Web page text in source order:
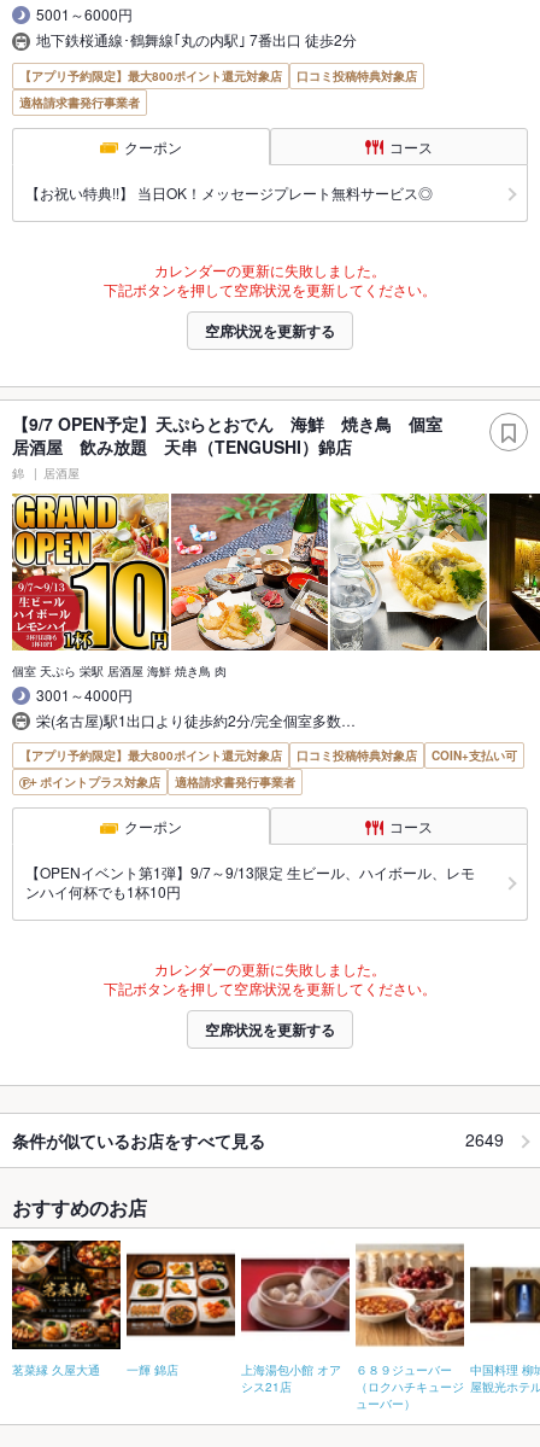
5001～6000円
地下鉄桜通線･鶴舞線｢丸の内駅｣ 7番出口 徒歩2分
【アプリ予約限定】最大800ポイント還元対象店
口コミ投稿特典対象店
適格請求書発行事業者
クーポン コース
【お祝い特典!!】 当日OK！メッセージプレート無料サービス◎
カレンダーの更新に失敗しました。
下記ボタンを押して空席状況を更新してください。
空席状況を更新する
【9/7 OPEN予定】天ぷらとおでん 海鮮 焼き鳥 個室
居酒屋 飲み放題 天串（TENGUSHI）錦店
錦 居酒屋
個室 天ぷら 栄駅 居酒屋 海鮮 焼き鳥 肉
3001～4000円
栄(名古屋)駅1出口より徒歩約2分/完全個室多数…
【アプリ予約限定】最大800ポイント還元対象店 口コミ投稿特典対象店
COIN+支払い可
ポイントプラス対象店
適格請求書発行事業者
クーポン コース
【OPENイベント第1弾】9/7～9/13限定 生ビール、ハイボール、レモ
ンハイ何杯でも1杯10円
カレンダーの更新に失敗しました。
下記ボタンを押して空席状況を更新してください。
空席状況を更新する
条件が似ているお店をすべて見る 2649
おすすめのお店
茗菜縁 久屋大通 一輝 錦店
上海湯包小館 オア
シス21店
６８９ジューバー
（ロクハチキュージ
ューバー）
中国料理 柳
屋観光ホテ